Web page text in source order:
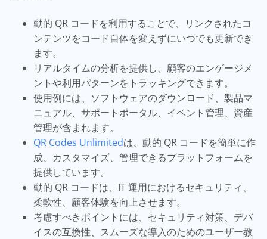
動的 QR コードを利用することで、リンクされたコ
ンテンツをコード自体を変えずにいつでも更新でき
ます。
リアルタイムの分析を提供し、顧客のエンゲージメ
ントや利用パターンをトラッキングできます。
使用例には、ソフトウェアのダウンロード、製品マ
ニュアル、サポートポータル、イベント管理、資産
管理が含まれます。
QR Codes Unlimitedは、動的 QR コードを簡単に作
成、カスタマイズ、管理できるプラットフォームを
提供しています。
動的 QR コードは、IT 運用におけるセキュリティ、
柔軟性、顧客体験を向上させます。
考慮すべきポイントには、セキュリティ対策、デバ
イスの互換性、スムーズな導入のためのユーザー教